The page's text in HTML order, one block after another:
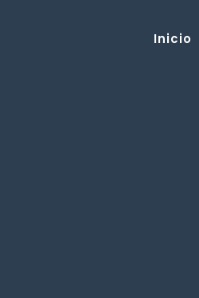
Inicio